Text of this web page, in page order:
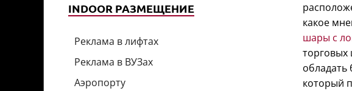
какое
шары с
торговых
который
INDOOR РАЗМЕЩЕНИЕ
Реклама в лифтах
Реклама в ВУЗах
Аэропорту